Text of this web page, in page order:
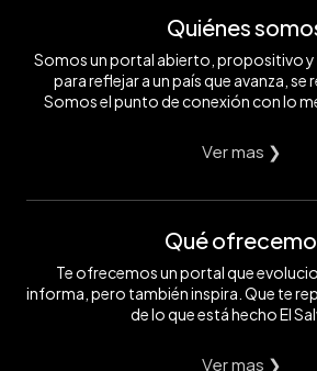
Quiénes
Somos un portal abierto, propositivo
para reflejar a un país que avanza, se
Somos el punto de conexión con lo
Ver mas ❯
Qué
Te ofrecemos un portal que
informa, pero también inspira. Que te
de lo que está hecho El
Ver mas ❯